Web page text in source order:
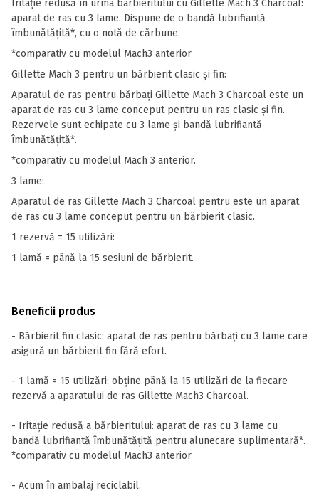
Iritație redusă în urma barbieritului cu Gillette Mach 3 Charcoal:
aparat de ras cu 3 lame. Dispune de o bandă lubrifiantă
îmbunătățită*, cu o notă de cărbune.
*comparativ cu modelul Mach3 anterior
Gillette Mach 3 pentru un bărbierit clasic și fin:
Aparatul de ras pentru bărbați Gillette Mach 3 Charcoal este un
aparat de ras cu 3 lame conceput pentru un ras clasic și fin.
Rezervele sunt echipate cu 3 lame și bandă lubrifiantă
îmbunătățită*.
*comparativ cu modelul Mach 3 anterior.
3 lame:
Aparatul de ras Gillette Mach 3 Charcoal pentru este un aparat
de ras cu 3 lame conceput pentru un bărbierit clasic.
1 rezervă = 15 utilizări:
1 lamă = până la 15 sesiuni de bărbierit.
Beneficii produs
- Bărbierit fin clasic: aparat de ras pentru bărbați cu 3 lame care
asigură un bărbierit fin fără efort.
- 1 lamă = 15 utilizări: obține până la 15 utilizări de la fiecare
rezervă a aparatului de ras Gillette Mach3 Charcoal.
- Iritație redusă a bărbieritului: aparat de ras cu 3 lame cu
bandă lubrifiantă îmbunătățită pentru alunecare suplimentară*.
*comparativ cu modelul Mach3 anterior
- Acum în ambalaj reciclabil.